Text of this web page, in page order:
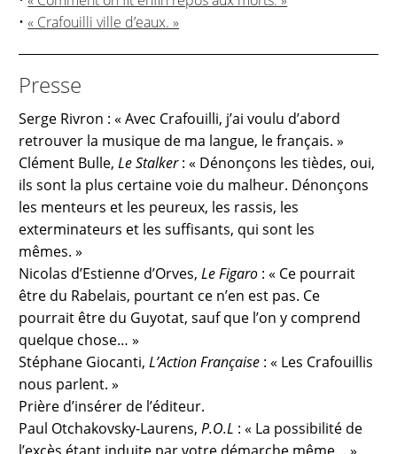
•« Crafouilli ville d’eaux. »
Presse
Serge Rivron : « Avec Crafouilli, j’ai voulu d’abord
retrouver la musique de ma langue, le français. »
Clément Bulle,Le Stalker: « Dénonçons les tièdes, oui,
ils sont la plus certaine voie du malheur. Dénonçons
les menteurs et les peureux, les rassis, les
exterminateurs et les suffisants, qui sont les
mêmes. »
Nicolas d’Estienne d’Orves,Le Figaro : « Ce pourrait
être du Rabelais, pourtant ce n’en est pas. Ce
pourrait être du Guyotat, sauf que l’on y comprend
quelque chose… »
Stéphane Giocanti,L’Action Française : « Les Crafouillis
nous parlent. »
Prière d’insérer de l’éditeur.
Paul Otchakovsky-Laurens,P.O.L : « La possibilité de